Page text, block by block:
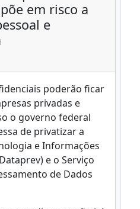
em risco a
e
poderão ficar
privadas e
o governo federal
de privatizar a
e Informações
e o Serviço
de Dados